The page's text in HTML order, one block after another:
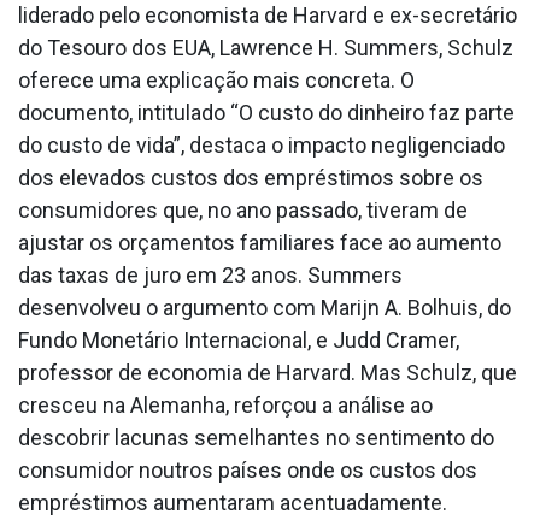
liderado pelo economista de Harvard e ex-secretário
do Tesouro dos EUA, Lawrence H. Summers, Schulz
oferece uma explicação mais concreta. O
documento, intitulado “O custo do dinheiro faz parte
do custo de vida”, destaca o impacto negligenciado
dos elevados custos dos empréstimos sobre os
consumidores que, no ano passado, tiveram de
ajustar os orçamentos familiares face ao aumento
das taxas de juro em 23 anos. Summers
desenvolveu o argumento com Marijn A. Bolhuis, do
Fundo Monetário Internacional, e Judd Cramer,
professor de economia de Harvard. Mas Schulz, que
cresceu na Alemanha, reforçou a análise ao
descobrir lacunas semelhantes no sentimento do
consumidor noutros países onde os custos dos
empréstimos aumentaram acentuadamente.